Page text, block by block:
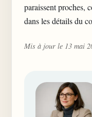
paraissent proches,
dans les détails du
Mis à jour le 13 mai